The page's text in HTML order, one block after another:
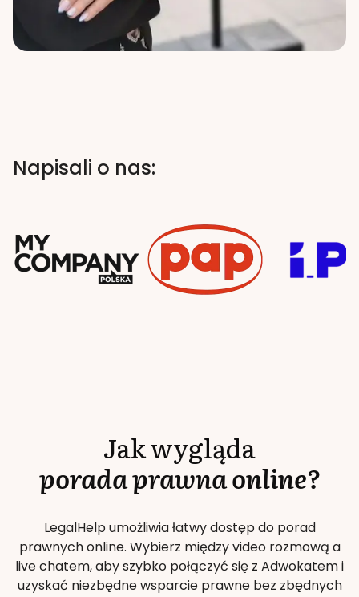
Napisali o nas:
Jak wygląda
porada prawna online?
LegalHelp umożliwia łatwy dostęp do porad
prawnych online. Wybierz między video rozmową a
live chatem, aby szybko połączyć się z Adwokatem i
uzyskać niezbędne wsparcie prawne bez zbędnych